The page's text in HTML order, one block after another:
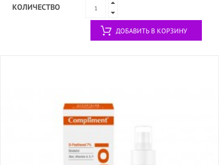
КОЛИЧЕСТВО
ДОБАВИТЬ В КОРЗИНУ